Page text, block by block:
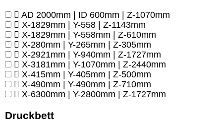
AD 2000mm | ID 600mm | Z-1070mm
X-1829mm | Y-558 | Z-1143mm
X-1829mm | Y-558mm | Z-610mm
X-280mm | Y-265mm | Z-305mm
X-2921mm | Y-940mm | Z-1727mm
X-3181mm | Y-1070mm | Z-2440mm
X-415mm | Y-405mm | Z-500mm
X-490mm | Y-490mm | Z-710mm
X-6300mm | Y-2800mm | Z-1727mm
Druckbett